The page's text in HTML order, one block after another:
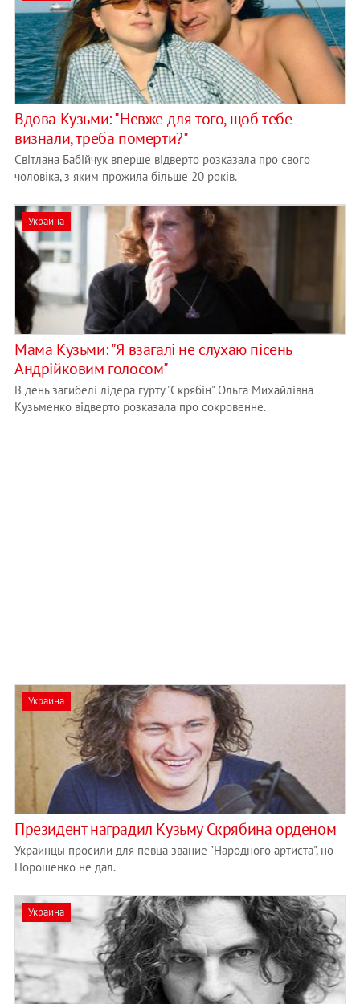
Вдова Кузьми: "Невже для того, щоб тебе
визнали, треба померти?"
Світлана Бабійчук вперше відверто розказала про свого
чоловіка, з яким прожила більше 20 років.
Украина
Мама Кузьми: "Я взагалі не слухаю пісень
Андрійковим голосом"
В день загибелі лідера гурту "Скрябін" Ольга Михайлівна
Кузьменко відверто розказала про сокровенне.
Украина
Президент наградил Кузьму Скрябина орденом
Украинцы просили для певца звание "Народного артиста", но
Порошенко не дал.
Украина